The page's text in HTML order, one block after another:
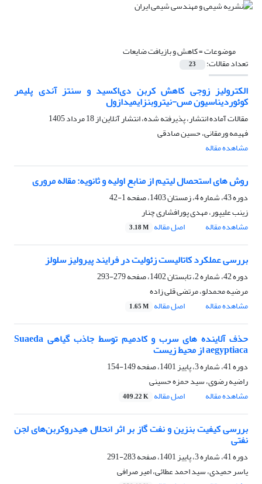
موضوعات =کاهش و بازیافت ضایعات
تعداد مقالات: 23
الکترولیز زوجی کاهش کربن دی‌اکسید و سنتز آندی پلیمر
کوئوردیناسیون مس-نیتروبنزایمیدازول
مقالات آماده انتشار، پذیرفته شده، انتشار آنلاین از18 مرداد 1405
فهیمه ورمقانی، حسین صادقی
مشاهده مقاله
روش های استحصال لیتیم از منابع اولیه و ثانویه: مقاله مروری
دوره 43، شماره 4، زمستان 1403، صفحه
1-42
زینب علیپور، مهدی پورافشاری چنار
مشاهده مقاله
اصل مقاله 3.18 M
بررسی عملکرد کاتالیست زئولیت در فرایند پیرولیز سلولز
دوره 42، شماره 2، تابستان 1402، صفحه
279-293
مرضیه محمدلو، مرتضی قلی زاده
مشاهده مقاله
اصل مقاله 1.65 M
حذف آلاینده های سرب و کادمیم توسط جاذب گیاهی Suaeda
aegyptiaca از محیط زیست
دوره 41، شماره 3، پاییز 1401، صفحه
149-154
راضیه رضوی، سید حمزه حسینی
مشاهده مقاله
اصل مقاله 409.22 K
بررسی کیفیت بنزین و نفت گاز بر اثر انحلال هیدروکربن‌های لجن
نفتی
دوره 41، شماره 3، پاییز 1401، صفحه
283-291
یاسر حمیدی، سید احمد عطائی، امیر صرافی